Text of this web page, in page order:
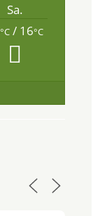
Sa.
°C / 16°C